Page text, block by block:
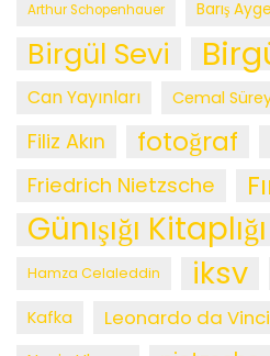
Arthur Schopenhauer Barış
Birgül Sevi
Can Yayınları Cemal
Filiz Akın fotoğraf
Friedrich Nietzsche
Günışığı Kitaplığı
Hamza Celaleddin iksv
Kafka Leonardo da Vinci